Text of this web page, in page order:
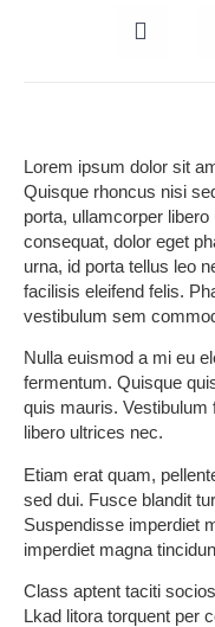
Lorem ipsum dolor sit
Quisque rhoncus nisi
porta, ullamcorper
consequat, dolor eget
urna, id porta tellus leo
facilisis eleifend felis.
vestibulum sem
Nulla euismod a mi eu
fermentum. Quisque
quis mauris.
libero ultrices nec.
Etiam erat quam,
sed dui. Fusce blandit
Suspendisse imperdiet
imperdiet magna
Class aptent taciti socios
Lkad litora torquent per